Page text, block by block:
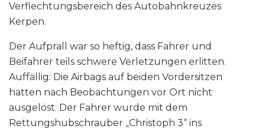
Verflechtungsbereich des Autobahnkreuzes
Kerpen.
Der Aufprall war so heftig, dass Fahrer und
Beifahrer teils schwere Verletzungen erlitten.
Auffällig: Die Airbags auf beiden Vordersitzen
hatten nach Beobachtungen vor Ort nicht
ausgelöst. Der Fahrer wurde mit dem
Rettungshubschrauber „Christoph 3“ ins